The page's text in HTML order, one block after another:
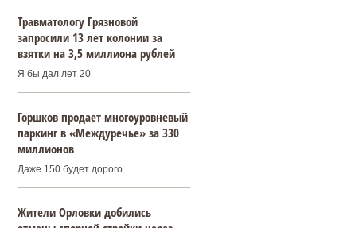
Травматологу Грязновой
запросили 13 лет колонии за
взятки на 3,5 миллиона рублей
Я бы дал лет 20
Горшков продает многоуровневый
паркинг в «Междуречье» за 330
миллионов
Даже 150 будет дорого
Жители Орловки добились